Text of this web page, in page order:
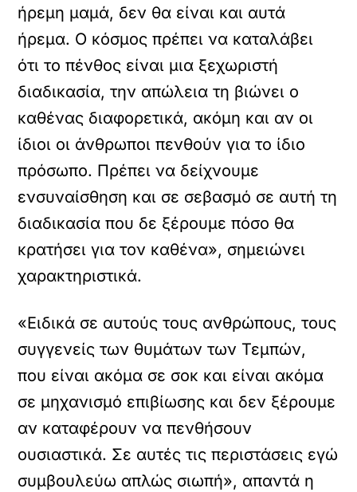
ήρεμη μαμά, δεν θα είναι και αυτά
ήρεμα. Ο κόσμος πρέπει να καταλάβει
ότι το πένθος είναι μια ξεχωριστή
διαδικασία, την απώλεια τη βιώνει ο
καθένας διαφορετικά, ακόμη και αν οι
ίδιοι οι άνθρωποι πενθούν για το ίδιο
πρόσωπο. Πρέπει να δείχνουμε
ενσυναίσθηση και σε σεβασμό σε αυτή τη
διαδικασία που δε ξέρουμε πόσο θα
κρατήσει για τον καθένα», σημειώνει
χαρακτηριστικά.
«Ειδικά σε αυτούς τους ανθρώπους, τους
συγγενείς των θυμάτων των Τεμπών,
που είναι ακόμα σε σοκ και είναι ακόμα
σε μηχανισμό επιβίωσης και δεν ξέρουμε
αν καταφέρουν να πενθήσουν
ουσιαστικά. Σε αυτές τις περιστάσεις εγώ
συμβουλεύω απλώς σιωπή», απαντά η